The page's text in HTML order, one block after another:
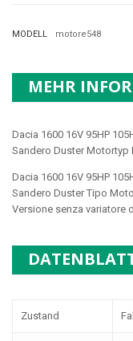
MODELL motore548
MEHR
Dacia 1600 16V 95HP
Sandero Duster Motortyp
Dacia 1600 16V 95HP
Sandero Duster Tipo
Versione senza variatore
Zustand